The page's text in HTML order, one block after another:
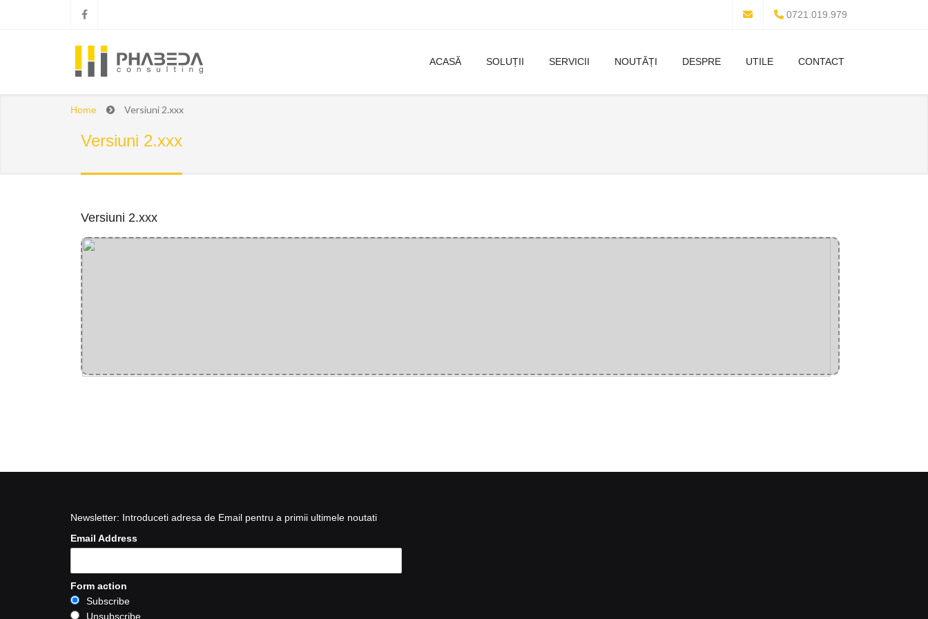
0721.019.979
ACASĂ SOLUȚII SERVICII NOUTĂȚI DESPRE UTILE CONTACT
Versiuni 2.xxx
Home Versiuni 2.xxx
Versiuni 2.xxx
Newsletter: Introduceti adresa de Email pentru a primii ultimele noutati
Email Address
Form action
Subscribe
Unsubscribe